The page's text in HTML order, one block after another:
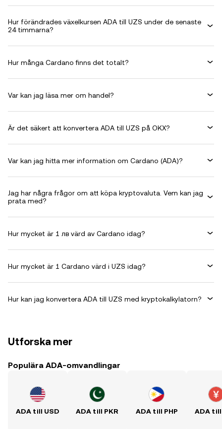
Hur förändrades växelkursen ADA till UZS under de senaste
24 timmarna?
Hur många Cardano finns det totalt?
Var kan jag läsa mer om handel?
Är det säkert att konvertera ADA till UZS på OKX?
Var kan jag hitta mer information om Cardano (ADA)?
Jag har några frågor om att köpa kryptovaluta. Vem kan jag
prata med?
Hur mycket är 1 лв värd av Cardano idag?
Hur mycket är 1 Cardano värd i UZS idag?
Hur kan jag konvertera ADA till UZS med kryptokalkylatorn?
Utforska mer
Populära ADA-omvandlingar
ADA till USD ADA till PKR ADA till PHP ADA till